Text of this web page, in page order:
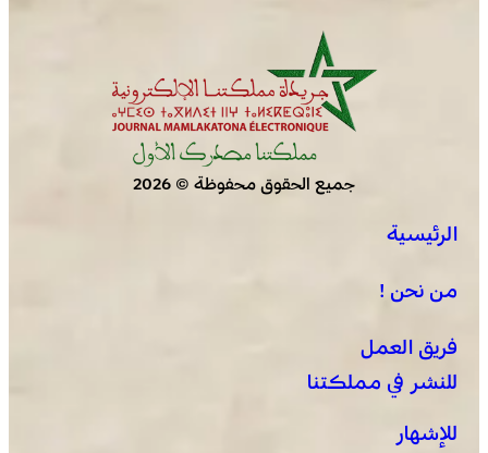
العبور إلى مونديال البرازيل 2027
جميع الحقوق محفوظة © 2026
الرئيسية
من نحن !
فريق العمل
للنشر في مملكتنا
للإشهار